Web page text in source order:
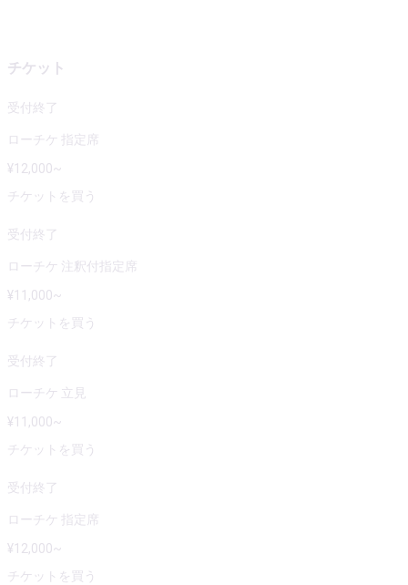
チケット
受付終了
ローチケ 指定席
¥12,000~
チケットを買う
受付終了
ローチケ 注釈付指定席
¥11,000~
チケットを買う
受付終了
ローチケ 立見
¥11,000~
チケットを買う
受付終了
ローチケ 指定席
¥12,000~
チケットを買う